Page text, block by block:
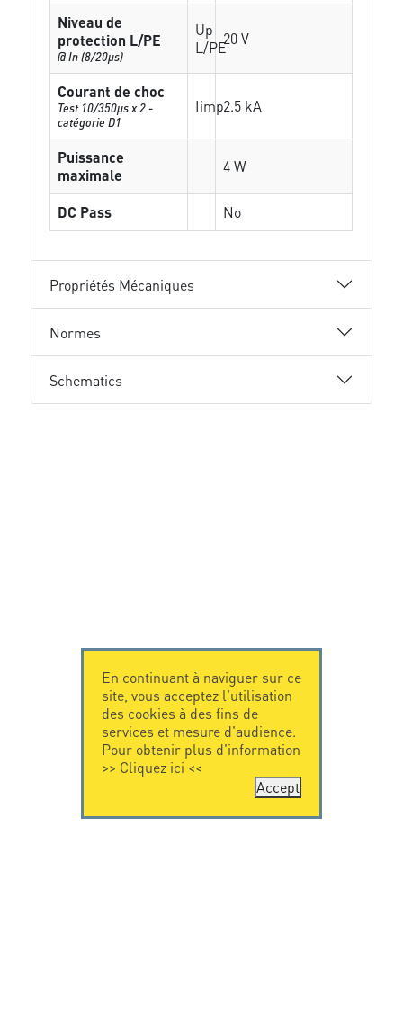
Niveau de
protection L/PE
@ In (8/20µs)
Up
L/PE20 V
Courant de choc
Test 10/350µs x 2 -
catégorie D1
Iimp2.5 kA
Puissance
maximale
4 W
DC Pass No
Propriétés Mécaniques
Normes
Schematics
En continuant à naviguer sur ce
site, vous acceptez l'utilisation
des cookies à des fins de
services et mesure d'audience.
Pour obtenir plus d'information
>> Cliquez ici <<
Accept